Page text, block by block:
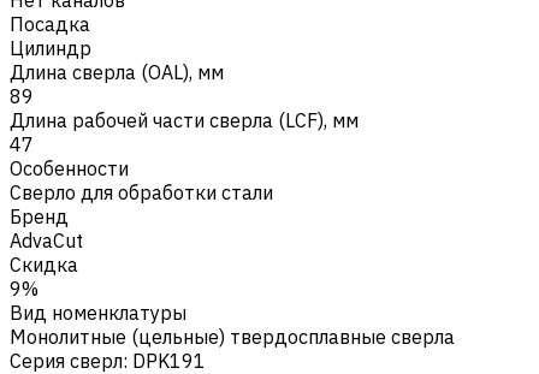
Посадка
Цилиндр
Длина сверла (OAL), мм
89
Длина рабочей части сверла (LCF), мм
47
Особенности
Сверло для обработки стали
Бренд
AdvaCut
Скидка
9%
Вид номенклатуры
Монолитные (цельные) твердосплавные сверла
Серия сверл: DPK191